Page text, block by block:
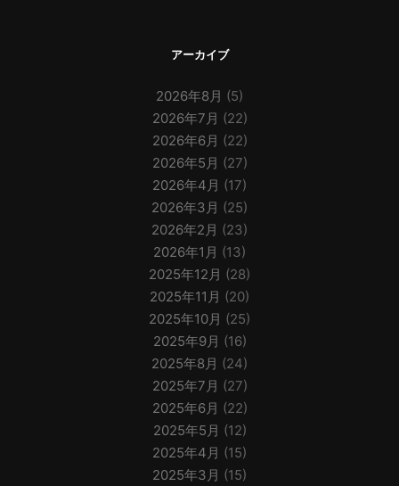
アーカイブ
2026年8月 (5)
2026年7月 (22)
2026年6月 (22)
2026年5月 (27)
2026年4月 (17)
2026年3月 (25)
2026年2月 (23)
2026年1月 (13)
2025年12月 (28)
2025年11月 (20)
2025年10月 (25)
2025年9月 (16)
2025年8月 (24)
2025年7月 (27)
2025年6月 (22)
2025年5月 (12)
2025年4月 (15)
2025年3月 (15)